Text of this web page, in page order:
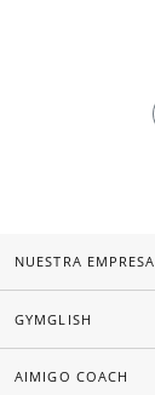
NUESTRA EMPRESA
GYMGLISH
AIMIGO COACH